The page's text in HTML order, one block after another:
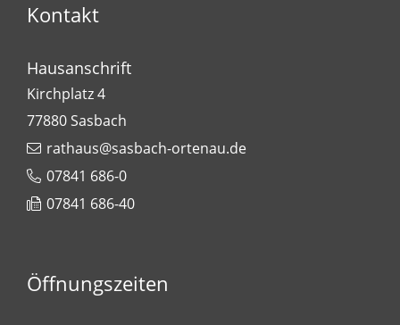
Kontakt
Hausanschrift
Kirchplatz 4
77880Sasbach
rathaus@sasbach-ortenau.de
07841 686-0
07841 686-40
Öffnungszeiten